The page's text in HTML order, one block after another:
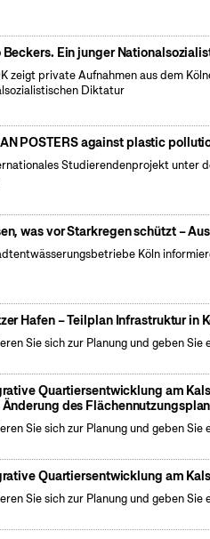
Beckers. Ein junger
zeigt private Aufnahmen aus dem
Diktatur
POSTERS against plastic
Studierendenprojekt unter
was vor Starkregen schützt –
Köln
Hafen – Teilplan Infrastruktur in
Sie sich zur Planung und geben Sie
Quartiersentwicklung am
des
Sie sich zur Planung und geben Sie
Quartiersentwicklung am
Sie sich zur Planung und geben Sie